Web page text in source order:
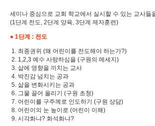
세미나 중심으로 교회 학교에서 실시할 수 있는 교사들
(1단계 전도, 2단계 양육, 3단계 제자훈련)
● 1단계 : 전도
1. 최종권위 (왜 어린이를 전도해야 하는가?)
2. 1,2,3 예수 사랑하심을 (구원의 메세지)
3. 삶에 영향을 끼치는 교사
4. 박진감 넘치는 공과
5. 삶을 변화시키는 공과
6. 그물 끌어 올리기 (구원 초청)
7. 어린이를 구주께로 인도하기 (구원 상담)
8. 어린이의 눈 높이로 (어린이 이해)
9. 시각화냐? 화석화냐?